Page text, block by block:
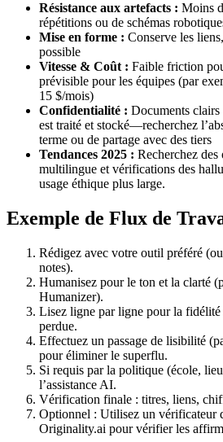
Résistance aux artefacts : Moins
répétitions ou de schémas
Mise en forme : Conserve les
possible
Vitesse & Coût : Faible friction
prévisible pour les équipes (par
15 $/mois)
Confidentialité : Documents
est traité et stocké—recherchez
terme ou de partage avec des tiers
Tendances 2025 : Recherchez
multilingue et vérifications des
usage éthique plus large.
Exemple de Flux de
Rédigez avec votre outil préféré
notes).
Humanisez pour le ton et la clarté
Humanizer).
Lisez ligne par ligne pour la fidélité
perdue.
Effectuez un passage de lisibilité
pour éliminer le superflu.
Si requis par la politique (école,
l’assistance AI.
Vérification finale : titres, liens,
Optionnel : Utilisez un vérificateur
Originality.ai pour vérifier les